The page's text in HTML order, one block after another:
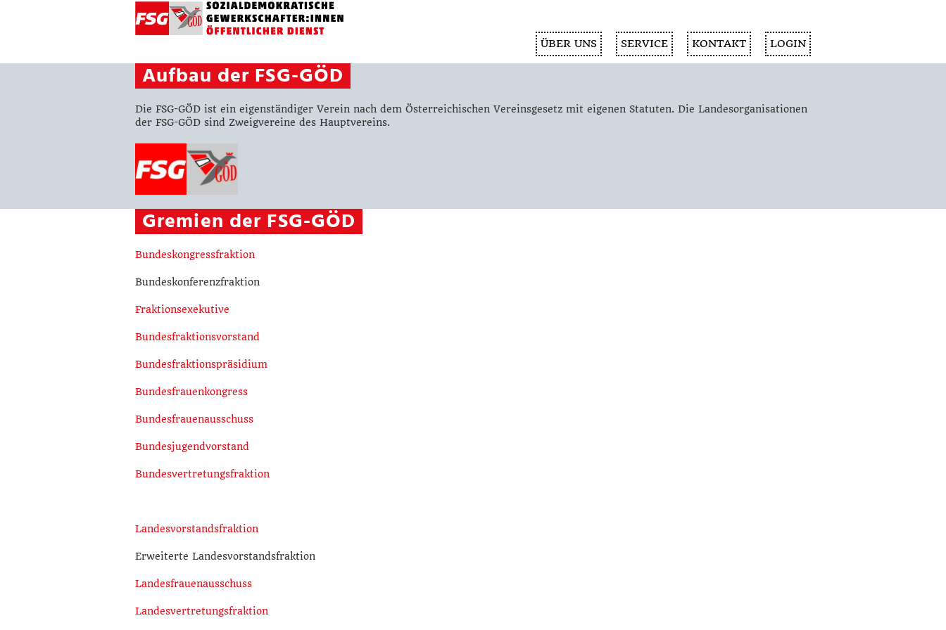
ÜBER UNS SERVICE KONTAKT LOGIN
Aufbau der FSG-GÖD
Die FSG-GÖD ist ein eigenständiger Verein nach dem Österreichischen Vereinsgesetz mit eigenen Statuten. Die Landesorganisationen
der FSG-GÖD sind Zweigvereine des Hauptvereins.
Gremien der FSG-GÖD
Bundeskongressfraktion
Bundeskonferenzfraktion
Fraktionsexekutive
Bundesfraktionsvorstand
Bundesfraktionspräsidium
Bundesfrauenkongress
Bundesfrauenausschuss
Bundesjugendvorstand
Bundesvertretungsfraktion
Landesvorstandsfraktion
Erweiterte Landesvorstandsfraktion
Landesfrauenausschuss
Landesvertretungsfraktion